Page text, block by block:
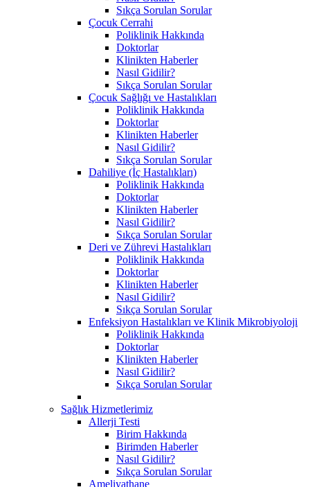
Sıkça Sorulan Sorular
Çocuk Cerrahi
Poliklinik Hakkında
Doktorlar
Klinikten Haberler
Nasıl Gidilir?
Sıkça Sorulan Sorular
Çocuk Sağlığı ve Hastalıkları
Poliklinik Hakkında
Doktorlar
Klinikten Haberler
Nasıl Gidilir?
Sıkça Sorulan Sorular
Dahiliye (İç Hastalıkları)
Poliklinik Hakkında
Doktorlar
Klinikten Haberler
Nasıl Gidilir?
Sıkça Sorulan Sorular
Deri ve Zührevi Hastalıkları
Poliklinik Hakkında
Doktorlar
Klinikten Haberler
Nasıl Gidilir?
Sıkça Sorulan Sorular
Enfeksiyon Hastalıkları ve Klinik Mikrobiyoloji
Poliklinik Hakkında
Doktorlar
Klinikten Haberler
Nasıl Gidilir?
Sıkça Sorulan Sorular
Sağlık Hizmetlerimiz
Allerji Testi
Birim Hakkında
Birimden Haberler
Nasıl Gidilir?
Sıkça Sorulan Sorular
Ameliyathane